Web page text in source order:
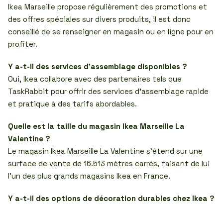
Ikea Marseille propose régulièrement des promotions et
des offres spéciales sur divers produits, il est donc
conseillé de se renseigner en magasin ou en ligne pour en
profiter.
Y a-t-il des services d’assemblage disponibles ?
Oui, Ikea collabore avec des partenaires tels que
TaskRabbit pour offrir des services d’assemblage rapide
et pratique à des tarifs abordables.
Quelle est la taille du magasin Ikea Marseille La
Valentine ?
Le magasin Ikea Marseille La Valentine s’étend sur une
surface de vente de 16.513 mètres carrés, faisant de lui
l’un des plus grands magasins Ikea en France.
Y a-t-il des options de décoration durables chez Ikea ?